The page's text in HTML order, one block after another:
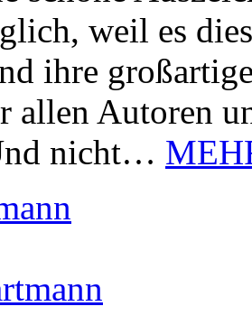
weil es
ihre
allen Autoren
nicht…